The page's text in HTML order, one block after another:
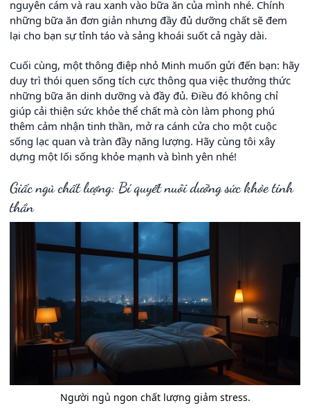
nguyên cám và rau xanh vào bữa ăn của mình nhé. Chính
những bữa ăn đơn giản nhưng đầy đủ dưỡng chất sẽ đem
lại cho bạn sự tỉnh táo và sảng khoái suốt cả ngày dài.
Cuối cùng, một thông điệp nhỏ Minh muốn gửi đến bạn: hãy
duy trì thói quen sống tích cực thông qua việc thưởng thức
những bữa ăn dinh dưỡng và đầy đủ. Điều đó không chỉ
giúp cải thiện sức khỏe thể chất mà còn làm phong phú
thêm cảm nhận tinh thần, mở ra cánh cửa cho một cuộc
sống lạc quan và tràn đầy năng lượng. Hãy cùng tôi xây
dựng một lối sống khỏe mạnh và bình yên nhé!
Giấc ngủ chất lượng: Bí quyết nuôi dưỡng sức khỏe tinh
thần
Người ngủ ngon chất lượng giảm stress.